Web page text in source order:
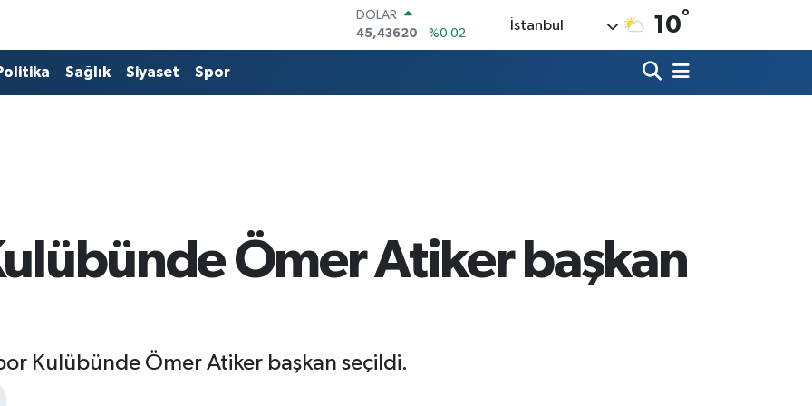
DOLAR
45,43620
%0.02
EURO
İstanbul 10°
Sağlık Siyaset Spor
Ömer Atiker başkan
Kulübünde Ömer Atiker başkan seçildi.